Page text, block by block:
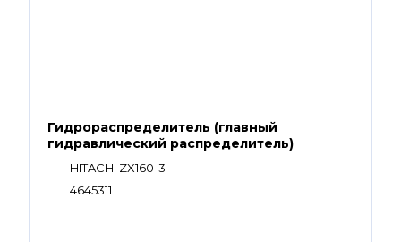
Гидрораспределитель (главный
гидравлический распределитель)
HITACHI ZX160-3
4645311